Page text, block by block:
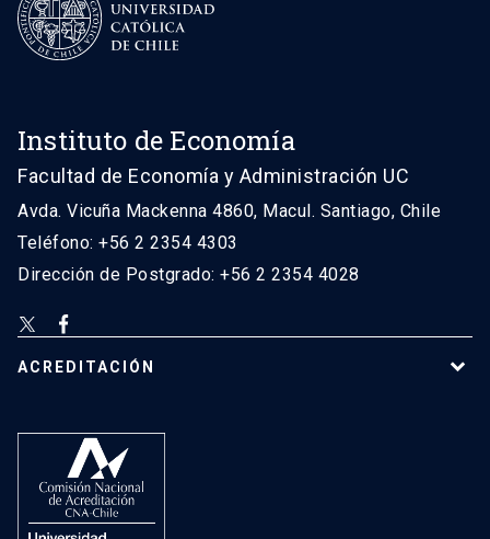
Instituto de Economía
Facultad de Economía y Administración UC
Avda. Vicuña Mackenna 4860, Macul. Santiago, Chile
Teléfono: +56 2 2354 4303
Dirección de Postgrado: +56 2 2354 4028
ACREDITACIÓN